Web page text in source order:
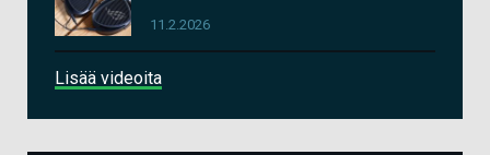
11.2.2026
Lisää videoita